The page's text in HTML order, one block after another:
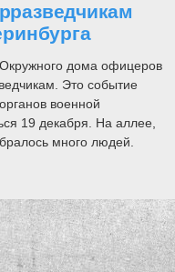
дома офицеров
Это событие
военной
19 декабря. На аллее,
много людей.